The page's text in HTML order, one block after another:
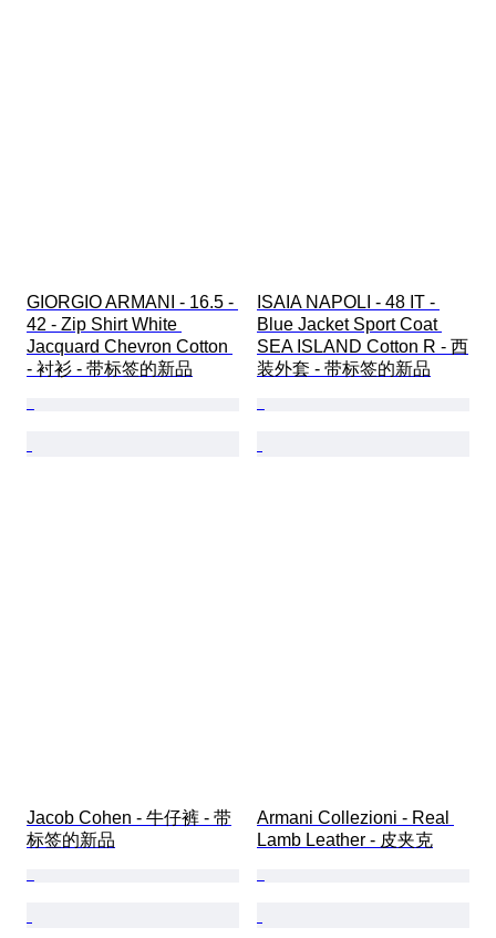
GIORGIO ARMANI - 16.5 -
42 - Zip Shirt White
Jacquard Chevron Cotton
- 衬衫 - 带标签的新品
ISAIA NAPOLI - 48 IT -
Blue Jacket Sport Coat
SEA ISLAND Cotton R - 西
装外套 - 带标签的新品
Jacob Cohen - 牛仔裤 - 带
标签的新品
Armani Collezioni - Real
Lamb Leather - 皮夹克